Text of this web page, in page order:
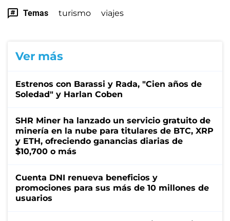
Temas turismo viajes
Ver más
Estrenos con Barassi y Rada, "Cien años de
Soledad" y Harlan Coben
SHR Miner ha lanzado un servicio gratuito de
minería en la nube para titulares de BTC, XRP
y ETH, ofreciendo ganancias diarias de
$10,700 o más
Cuenta DNI renueva beneficios y
promociones para sus más de 10 millones de
usuarios